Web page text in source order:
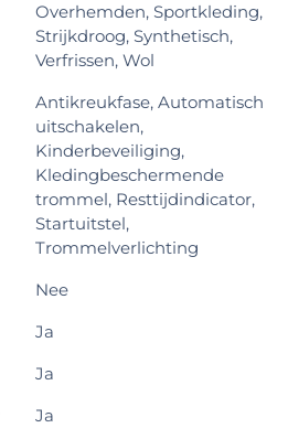
Overhemden, Sportkleding,
Strijkdroog, Synthetisch,
Verfrissen, Wol
Antikreukfase, Automatisch
uitschakelen,
Kinderbeveiliging,
Kledingbeschermende
trommel, Resttijdindicator,
Startuitstel,
Trommelverlichting
Nee
Ja
Ja
Ja